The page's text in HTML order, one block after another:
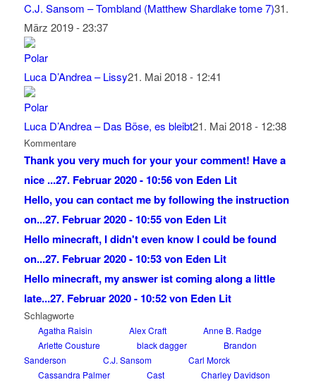
C.J. Sansom – Tombland (Matthew Shardlake tome 7)31.
März 2019 - 23:37
Luca D’Andrea – Lissy21. Mai 2018 - 12:41
Luca D’Andrea – Das Böse, es bleibt21. Mai 2018 - 12:38
Kommentare
Thank you very much for your your comment! Have a
nice ...27. Februar 2020 - 10:56 von Eden Lit
Hello, you can contact me by following the instruction
on...27. Februar 2020 - 10:55 von Eden Lit
Hello minecraft, I didn't even know I could be found
on...27. Februar 2020 - 10:53 von Eden Lit
Hello minecraft, my answer ist coming along a little
late...27. Februar 2020 - 10:52 von Eden Lit
Schlagworte
Agatha Raisin Alex Craft
Anne B. Radge
Arlette Cousture
black dagger
Brandon
Sanderson
C.J. Sansom
Carl Morck
Cassandra Palmer
Cast
Charley Davidson